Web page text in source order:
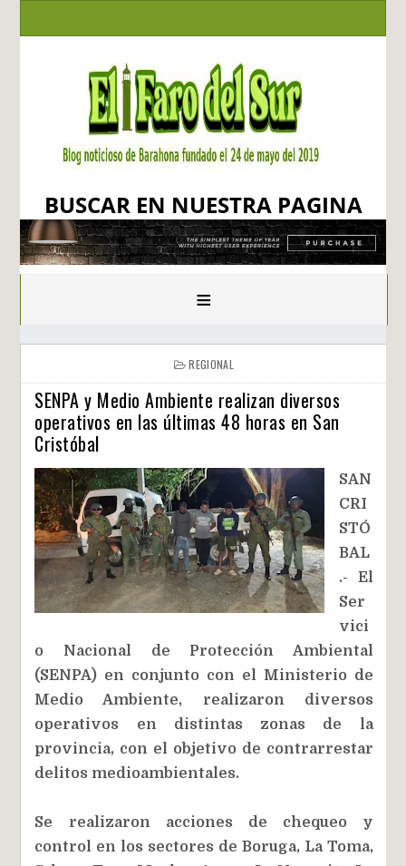
BUSCAR EN NUESTRA PAGINA
≡
REGIONAL
SENPA y Medio Ambiente realizan diversos
operativos en las últimas 48 horas en San
Cristóbal
SAN
CRI
STÓ
BAL
.- El
Ser
vici
o Nacional de Protección Ambiental
(SENPA) en conjunto con el Ministerio de
Medio Ambiente, realizaron diversos
operativos en distintas zonas de la
provincia, con el objetivo de contrarrestar
delitos medioambientales.
Se realizaron acciones de chequeo y
control en los sectores de Boruga, La Toma,